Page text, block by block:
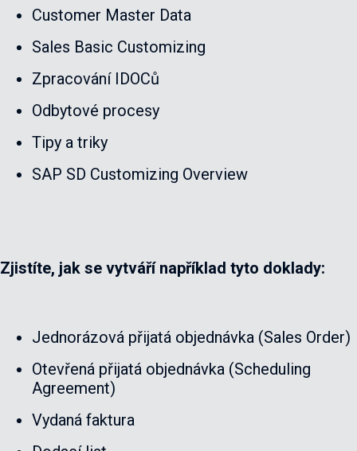
Customer Master Data
Sales Basic Customizing
Zpracování IDOCů
Odbytové procesy
Tipy a triky
SAP SD Customizing Overview
Zjistíte, jak se vytváří například tyto doklady:
Jednorázová přijatá objednávka (Sales Order)
Otevřená přijatá objednávka (Scheduling
Agreement)
Vydaná faktura